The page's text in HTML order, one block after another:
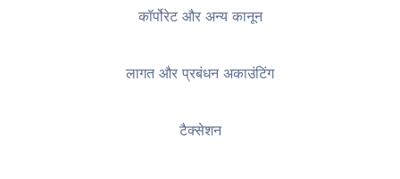
कॉर्पोरेट और अन्य कानून
लागत और प्रबंधन अकाउंटिंग
टैक्सेशन